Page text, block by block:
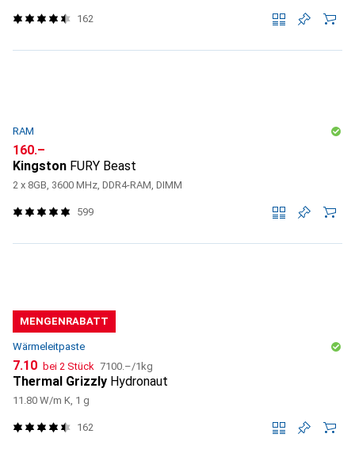
162
RAM
CHF
160.–
Kingston FURY Beast
2 x 8GB, 3600 MHz, DDR4-RAM, DIMM
599
MENGENRABATT
Wärmeleitpaste
CHF
7.10 bei 2 Stück CHF
7100.–/1kg
Thermal Grizzly Hydronaut
11.80 W/m K, 1 g
162